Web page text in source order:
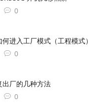
0
进入工厂模式（工程模式）
0
厂的几种方法
0